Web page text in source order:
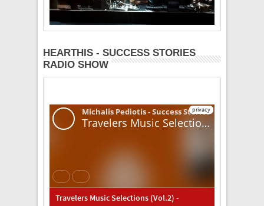
HEARTHIS - SUCCESS STORIES
RADIO SHOW